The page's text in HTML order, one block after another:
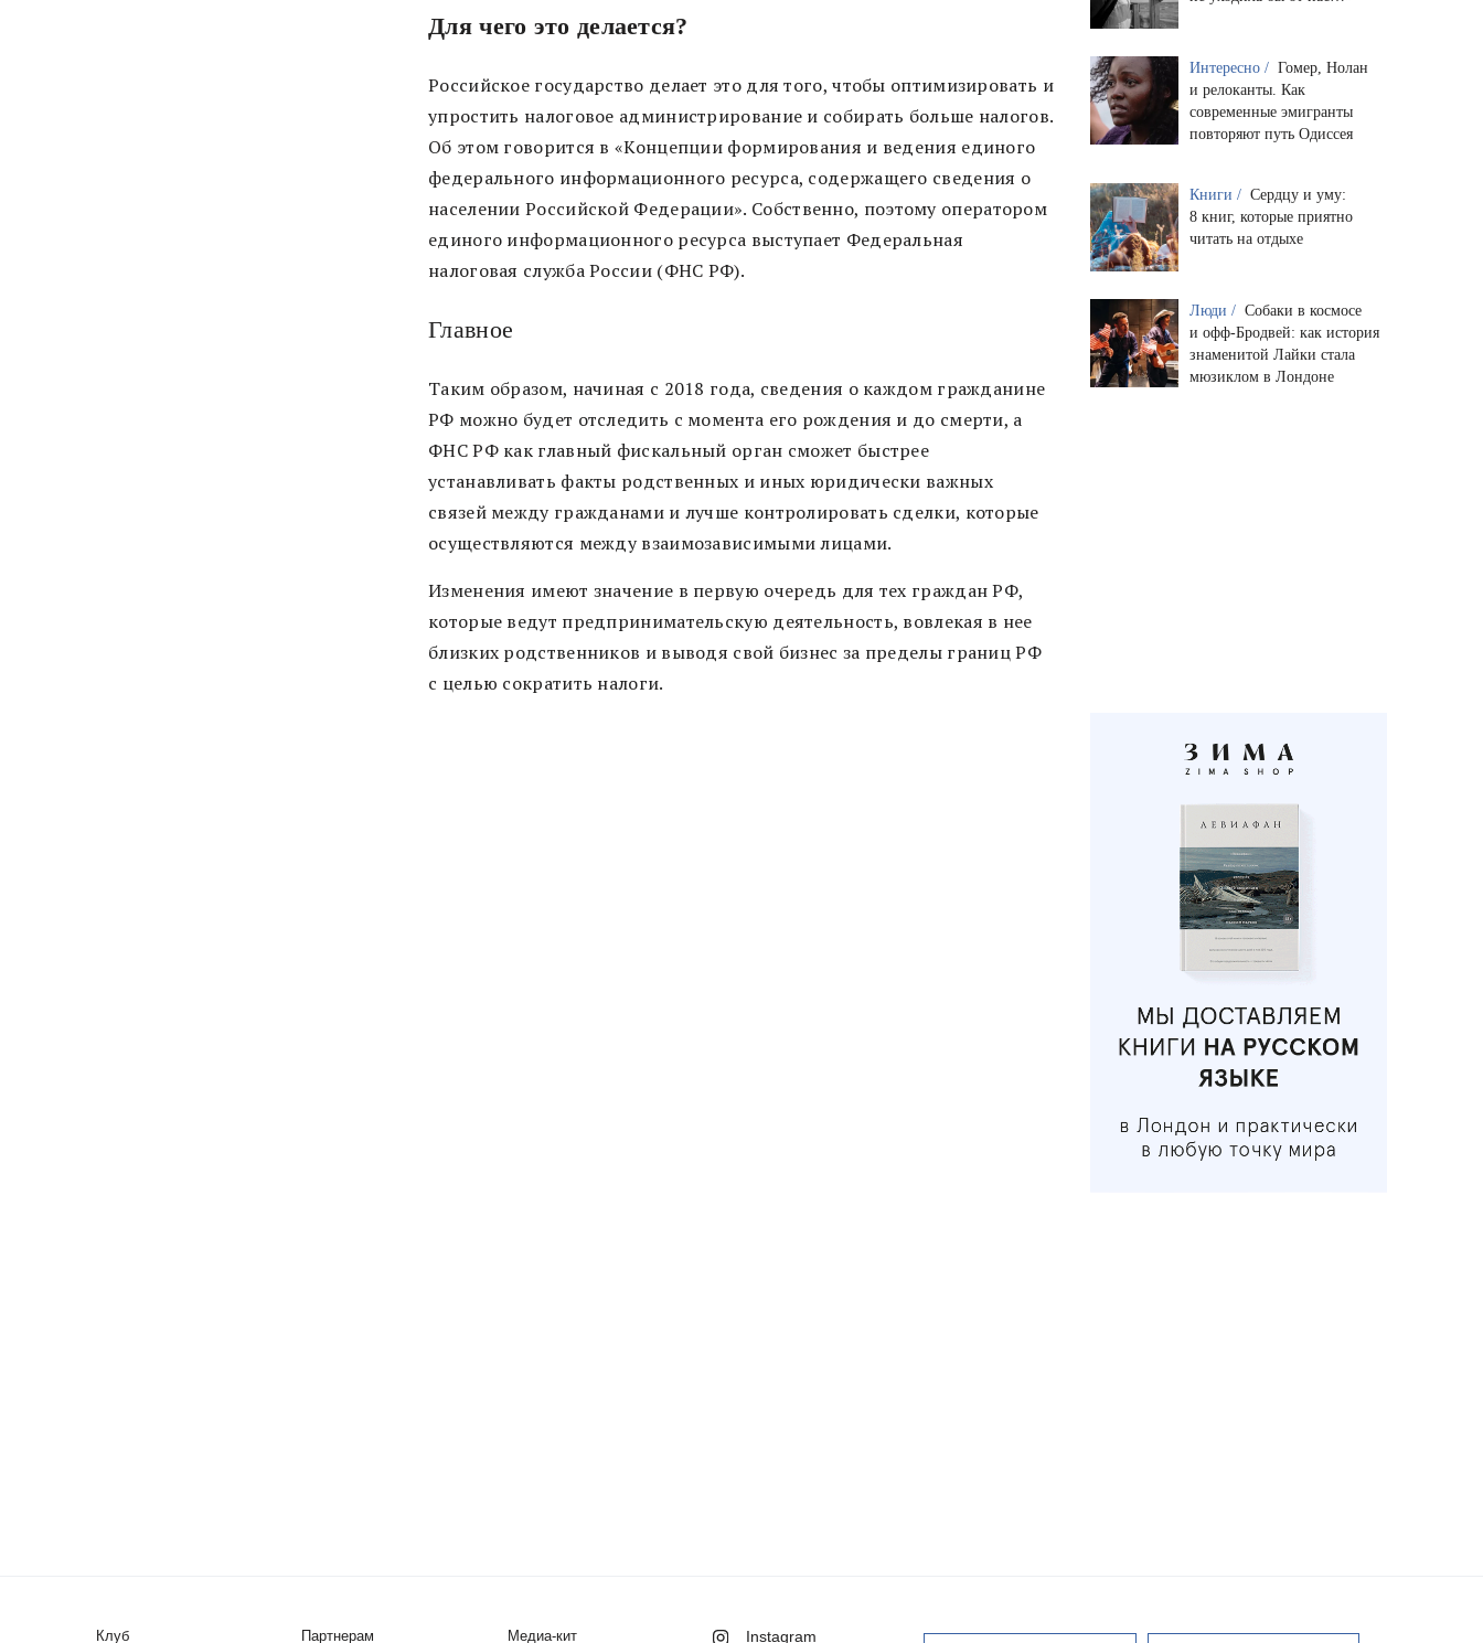
Для чего это делается?
Российское государство делает это для того, чтобы оптимизировать и
упростить налоговое администрирование и собирать больше налогов.
Об этом говорится в «Концепции формирования и ведения единого
федерального информационного ресурса, содержащего сведения о
населении Российской Федерации». Собственно, поэтому оператором
единого информационного ресурса выступает Федеральная
налоговая служба России (ФНС РФ).
Главное
Таким образом, начиная с 2018 года, сведения о каждом гражданине
РФ можно будет отследить с момента его рождения и до смерти, а
ФНС РФ как главный фискальный орган сможет быстрее
устанавливать факты родственных и иных юридически важных
связей между гражданами и лучше контролировать сделки, которые
осуществляются между взаимозависимыми лицами.
Изменения имеют значение в первую очередь для тех граждан РФ,
которые ведут предпринимательскую деятельность, вовлекая в нее
близких родственников и выводя свой бизнес за пределы границ РФ
с целью сократить налоги.
Интересно / Гомер, Нолан
и релоканты. Как
современные эмигранты
повторяют путь Одиссея
Книги / Сердцу и уму:
8 книг, которые приятно
читать на отдыхе
Люди / Собаки в космосе
и офф-Бродвей: как история
знаменитой Лайки стала
мюзиклом в Лондоне
Клуб Партнерам Медиа-кит Instagram